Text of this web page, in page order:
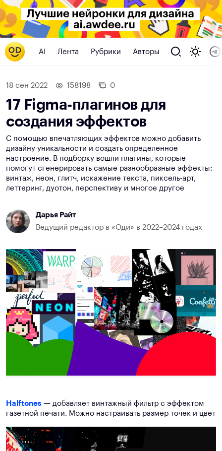
AI Лента Рубрики Авторы
18 сен 2022 158198 0
17 Figma-плагинов для
создания эффектов
С помощью впечатляющих эффектов можно добавить
дизайну уникальности и создать определенное
настроение. В подборку вошли плагины, которые
помогут сгенерировать самые разнообразные эффекты:
винтаж, неон, глитч, искажение текста, пиксель-арт,
леттеринг, дуотон, перспективу и многое другое
Дарья Райт
Ведущий редактор в «Оди» в 2022–2024 годах
Halftones — добавляет винтажный фильтр с эффектом
газетной печати. Можно настраивать размер точек и цвет